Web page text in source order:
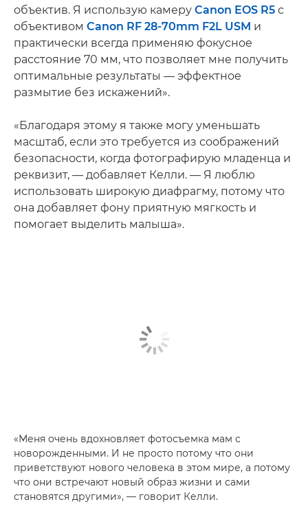
объектив. Я использую камеру Canon EOS R5 с
объективом Canon RF 28-70mm F2L USM и
практически всегда применяю фокусное
расстояние 70 мм, что позволяет мне получить
оптимальные результаты — эффектное
размытие без искажений».
«Благодаря этому я также могу уменьшать
масштаб, если это требуется из соображений
безопасности, когда фотографирую младенца и
реквизит, — добавляет Келли. — Я люблю
использовать широкую диафрагму, потому что
она добавляет фону приятную мягкость и
помогает выделить малыша».
«Меня очень вдохновляет фотосъемка мам с
новорожденными. И не просто потому что они
приветствуют нового человека в этом мире, а потому
что они встречают новый образ жизни и сами
становятся другими», — говорит Келли.